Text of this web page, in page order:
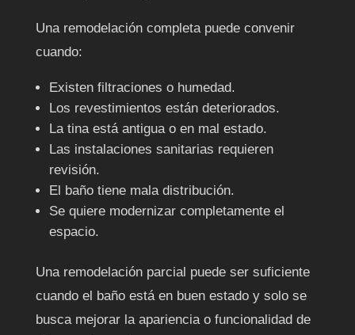
Una remodelación completa puede convenir
cuando:
Existen filtraciones o humedad.
Los revestimientos están deteriorados.
La tina está antigua o en mal estado.
Las instalaciones sanitarias requieren
revisión.
El baño tiene mala distribución.
Se quiere modernizar completamente el
espacio.
Una remodelación parcial puede ser suficiente
cuando el baño está en buen estado y solo se
busca mejorar la apariencia o funcionalidad de